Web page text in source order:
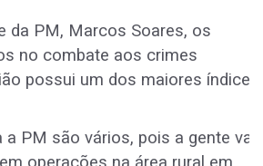
da PM, Marcos Soares, os
no combate aos crimes
possui um dos maiores índices
a PM são vários, pois a gente vai
operações na área rural em